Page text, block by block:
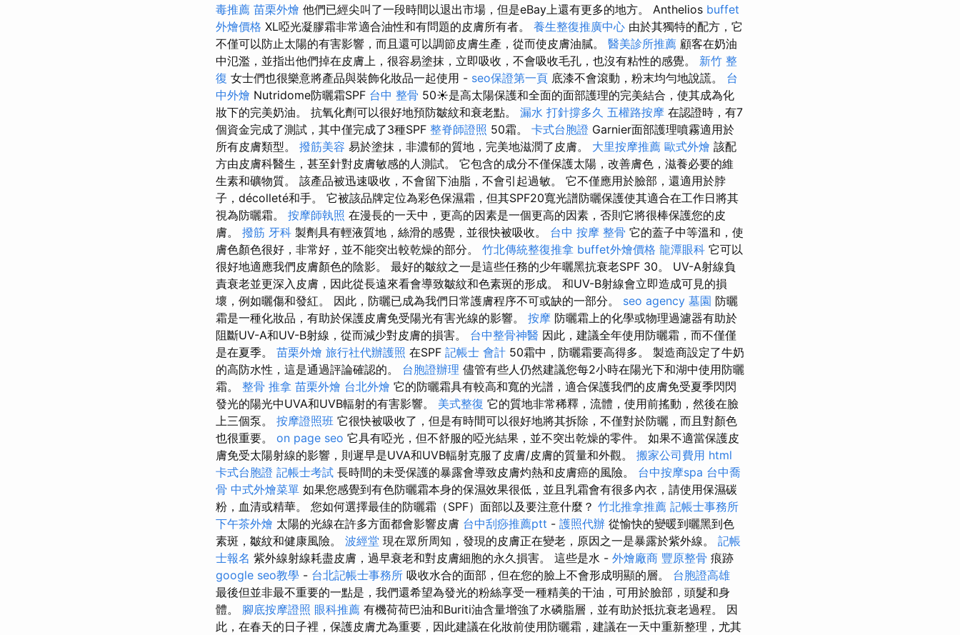
毒推薦 苗栗外燴 他們已經尖叫了一段時間以退出市場，但是eBay上還有更多的地方。 Anthelios buffet
外燴價格 XL啞光凝膠霜非常適合油性和有問題的皮膚所有者。 養生整復推廣中心 由於其獨特的配方，它
不僅可以防止太陽的有害影響，而且還可以調節皮膚生產，從而使皮膚油膩。 醫美診所推薦 顧客在奶油
中氾濫，並指出他們掉在皮膚上，很容易塗抹，立即吸收，不會吸收毛孔，也沒有粘性的感覺。 新竹 整
復 女士們也很樂意將產品與裝飾化妝品一起使用 - seo保證第一頁 底漆不會滾動，粉末均勻地說謊。 台
中外燴 Nutridome防曬霜SPF 台中 整骨 50☀️是高太陽保護和全面的面部護理的完美結合，使其成為化
妝下的完美奶油。 抗氧化劑可以很好地預防皺紋和衰老點。 漏水 打針撐多久 五權路按摩 在認證時，有7
個資金完成了測試，其中僅完成了3種SPF 整脊師證照 50霜。 卡式台胞證 Garnier面部護理噴霧適用於
所有皮膚類型。 撥筋美容 易於塗抹，非濃郁的質地，完美地滋潤了皮膚。 大里按摩推薦 歐式外燴 該配
方由皮膚科醫生，甚至針對皮膚敏感的人測試。 它包含的成分不僅保護太陽，改善膚色，滋養必要的維
生素和礦物質。 該產品被迅速吸收，不會留下油脂，不會引起過敏。 它不僅應用於臉部，還適用於脖
子，décolleté和手。 它被該品牌定位為彩色保濕霜，但其SPF20寬光譜防曬保護使其適合在工作日將其
視為防曬霜。 按摩師執照 在漫長的一天中，更高的因素是一個更高的因素，否則它將很棒保護您的皮
膚。 撥筋 牙科 製劑具有輕液質地，絲滑的感覺，並很快被吸收。 台中 按摩 整骨 它的蓋子中等溫和，使
膚色顏色很好，非常好，並不能突出較乾燥的部分。 竹北傳統整復推拿 buffet外燴價格 龍潭眼科 它可以
很好地適應我們皮膚顏色的陰影。 最好的皺紋之一是這些任務的少年曬黑抗衰老SPF 30。 UV-A射線負
責衰老並更深入皮膚，因此從長遠來看會導致皺紋和色素斑的形成。 和UV-B射線會立即造成可見的損
壞，例如曬傷和發紅。 因此，防曬已成為我們日常護膚程序不可或缺的一部分。 seo agency 墓園 防曬
霜是一種化妝品，有助於保護皮膚免受陽光有害光線的影響。 按摩 防曬霜上的化學或物理過濾器有助於
阻斷​​UV-A和UV-B射線，從而減少對皮膚的損害。 台中整骨神醫 因此，建議全年使用防曬霜，而不僅僅
是在夏季。 苗栗外燴 旅行社代辦護照 在SPF 記帳士 會計 50霜中，防曬霜要高得多。 製造商設定了牛奶
的高防水性，這是通過評論確認的。 台胞證辦理 儘管有些人仍然建議您每2小時在陽光下和湖中使用防曬
霜。 整骨 推拿 苗栗外燴 台北外燴 它的防曬霜具有較高和寬的光譜，適合保護我們的皮膚免受夏季閃閃
發光的陽光中UVA和UVB輻射的有害影響。 美式整復 它的質地非常稀釋，流體，使用前搖動，然後在臉
上三個泵。 按摩證照班 它很快被吸收了，但是有時間可以很好地將其拆除，不僅對於防曬，而且對顏色
也很重要。 on page seo 它具有啞光，但不舒服的啞光結果，並不突出乾燥的零件。 如果不適當保護皮
膚免受太陽射線的影響，則遲早是UVA和UVB輻射克服了皮膚/皮膚的質量和外觀。 搬家公司費用 html
卡式台胞證 記帳士考試 長時間的未受保護的暴露會導致皮膚灼熱和皮膚癌的風險。 台中按摩spa 台中喬
骨 中式外燴菜單 如果您感覺到有色防曬霜本身的保濕效果很低，並且乳霜會有很多內衣，請使用保濕碳
粉，血清或精華。 您如何選擇最佳的防曬霜（SPF）面部以及要注意什麼？ 竹北推拿推薦 記帳士事務所
下午茶外燴 太陽的光線在許多方面都會影響皮膚 台中刮痧推薦ptt - 護照代辦 從愉快的變暖到曬黑到色
素斑，皺紋和健康風險。 波經堂 現在眾所周知，發現的皮膚正在變老，原因之一是暴露於紫外線。 記帳
士報名 紫外線射線耗盡皮膚，過早衰老和對皮膚細胞的永久損害。 這些是水 - 外燴廠商 豐原整骨 痕跡
google seo教學 - 台北記帳士事務所 吸收水合的面部，但在您的臉上不會形成明顯的層。 台胞證高雄
最後但並非最不重要的一點是，我們還希望為發光的粉絲享受一種精美的干油，可用於臉部，頭髮和身
體。 腳底按摩證照 眼科推薦 有機荷荷巴油和Buriti油含量增強了水磷脂層，並有助於抵抗衰老過程。 因
此，在春天的日子裡，保護皮膚尤為重要，因此建議在化妝前使用防曬霜，建議在一天中重新整理，尤其